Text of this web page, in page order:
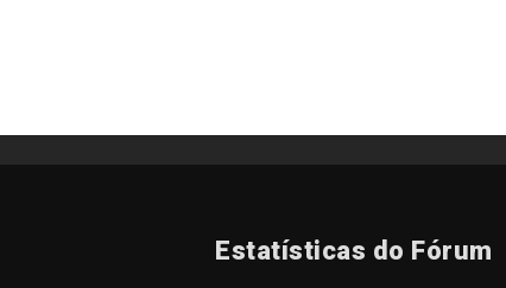
Estatísticas do Fórum